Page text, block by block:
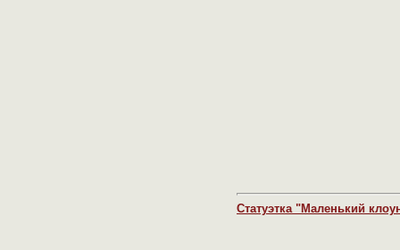
Статуэтка "Маленький